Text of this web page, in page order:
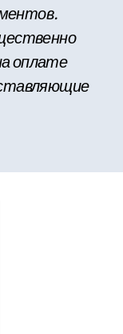
оплате